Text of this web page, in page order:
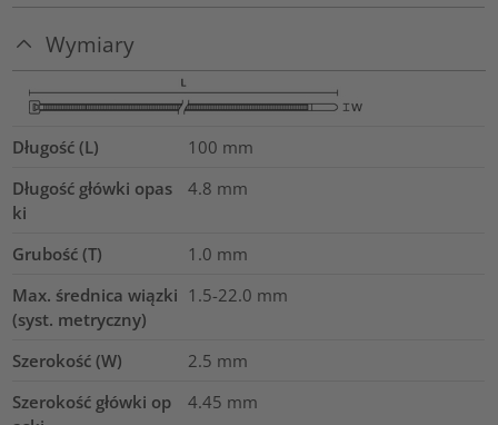
Wymiary
Długość (L) 100 mm
Długość główki opas
ki
4.8 mm
Grubość (T) 1.0 mm
Max. średnica wiązki
(syst. metryczny)
1.5-22.0 mm
Szerokość (W) 2.5 mm
Szerokość główki op
4.45 mm